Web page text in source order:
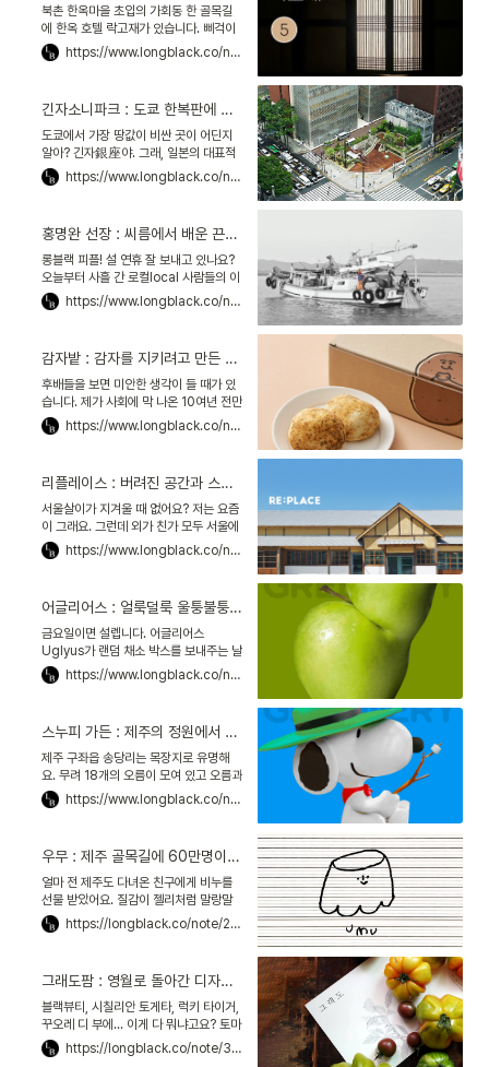
북촌 한옥마을 초입의 가회동 한 골목길
에 한옥 호텔 락고재가 있습니다. 삐걱이
는 나무 대문을 열자 네 채의 한옥이 한 눈
에 들어옵니다. 커다란 소나무가 서있는
고재는 눈에 띄는 브랜드입니다. 북촌에
만 세 곳의 공간을 운영하고 있습니다.
https://www.longblack.co/note/156
긴자소니파크 : 도쿄 한복판에 공원 만든 소니, 브랜드를 얻다
도쿄에서 가장 땅값이 비싼 곳이 어딘지
알아? 긴자銀座야. 그래, 일본의 대표적
쇼핑 거리. 에르메스·샤넬·루이비통 같은
명품 스토어가 즐비한 곳. 2019년 기준
을 넘겼어. 이 긴자에서도 핵심 상권으로
꼽히는 곳이 바로 스키야바시 교차로야.
긴자 대표 쇼핑몰 도큐플라자Tokyu
Plaza와 에르메스의 플래그십 스토어 메
종 에르메스 긴자Maison Hermes
Ginza가 위치한 곳이지.
https://www.longblack.co/note/163
홍명완 선장 : 씨름에서 배운 끈기, 미쉐린 셰프들의 멸치를 만들다
롱블랙 피플! 설 연휴 잘 보내고 있나요?
오늘부터 사흘 간 로컬local 사람들의 이
야기를 해보려 해요. 지역에서 기회와 변
화를 만드는 사람들 말이에요. 그 첫 번째
에 멸치잡이 배를 타기 시작했어요. 홍 선
장의 멸치는 미쉐린Michelin 셰프들의
사랑을 유난히 많이 받아요.
https://www.longblack.co/note/190
감자밭 : 감자를 지키려고 만든 빵, 춘천에 150개 일자리가 생겼다
후배들을 보면 미안한 생각이 들 때가 있
습니다. 제가 사회에 막 나온 10여년 전만
해도 이 정도로 팍팍하지는 않았던 것 같
습니다. 취직은 갈수록 어려워지고, 집값
에 춘천 감자밭의 이야기를 들었습니다.
부부 농부가 운영하는 카페라고 하더군
요. 처음엔 예쁜 정원으로 소문났다가, 나
중엔 감자빵으로 유명해졌다고 합니다.
https://www.longblack.co/note/182
리플레이스 : 버려진 공간과 스토리. 문경에 11만명을 불러모았다
서울살이가 지겨울 때 없어요? 저는 요즘
이 그래요. 그런데 외가 친가 모두 서울에
있어서 이번 설 연휴에도 시골 갈 일이 없
죠. 공기 좋은 데 내려가서 힐링 좀 하고
위해서 시골로 간 분이 있대요! 바로 도원
우 리플레이스 대표! 문경 여행 필수코스
로 꼽히는 한옥 스테이 '화수헌', 복합문화
공간 '산양정행소', 사진 스튜디오 '볕드는
산' 모두 리플레이스가 운영해요.
https://www.longblack.co/note/183
어글리어스 : 얼룩덜룩 울퉁불퉁, 힘차게 살아낸 채소만 팝니다
금요일이면 설렙니다. 어글리어스
Uglyus가 랜덤 채소 박스를 보내주는 날
이거든요! 지난주엔 다리가 세 개인 당근,
혹 달린 감자, 구멍 난 케일이 왔어요. 뭔
난이 농산물'이죠. 두 번째 노트는, 어글리
어스 이야기예요. 울퉁불퉁, 얼룩덜룩. 자
연에서 힘차게 살아낸 채소들의 이야기를
시작할게요! 어글리어스는 2020년 7월
시작한 농산물 구독 서비스입니다.
https://www.longblack.co/note/251
스누피 가든 : 제주의 정원에서 피너츠의 이야기를 전하는 이유
제주 구좌읍 송당리는 목장지로 유명해
요. 무려 18개의 오름이 모여 있고 오름과
오름 사이에 드넓은 초원지대가 있거든
요. 2020년 여름, 그 곳에 대뜸 새하얀
는 '스누피 가든Snoopy Garden'이라
고 적혀 있죠. 스누피 가든은 2만5000
평 규모의 거대한 정원이에요. 실내 전시
장으로 들어가는 길목에는 바닥에 붉은
동백꽃이 양탄자처럼 깔려 있고, 하늘에
는 벌써부터 흰 벚꽃들이 자리해요.
https://www.longblack.co/note/252
우무 : 제주 골목길에 60만명이 들르게 한 우뭇가사리 푸딩
얼마 전 제주도 다녀온 친구에게 비누를
선물 받았어요. 질감이 젤리처럼 말랑말
랑한 게 특이하더라고요. 어디 거냐고 물
어보니, '우무umu'에서 사왔다고요. 우
게시물이 7만 개나 뜰 정도로 핫플레이스
예요. 우무 유명세는 익히 들어 알고 있었
는데, 생각해 보니 언제부터 유명했고 왜
유명한지는 모르겠더라고요.
https://longblack.co/note/294
그래도팜 : 영월로 돌아간 디자이너, 1만 명이 기다리는 토마토 브랜드를 만들다
블랙뷰티, 시칠리안 토게타, 럭키 타이거,
꾸오레 디 부에... 이게 다 뭐냐고요? 토마
토 이름이래요. 흔히 아는 빨강 토마토랑
은 달라요. 모양과 색이 제각각이거든요.
https://longblack.co/note/356